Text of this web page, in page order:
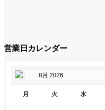
営業日カレンダー
月 火 水